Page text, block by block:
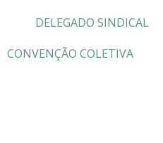
DELEGADO SINDICAL
CONVENÇÃO COLETIVA